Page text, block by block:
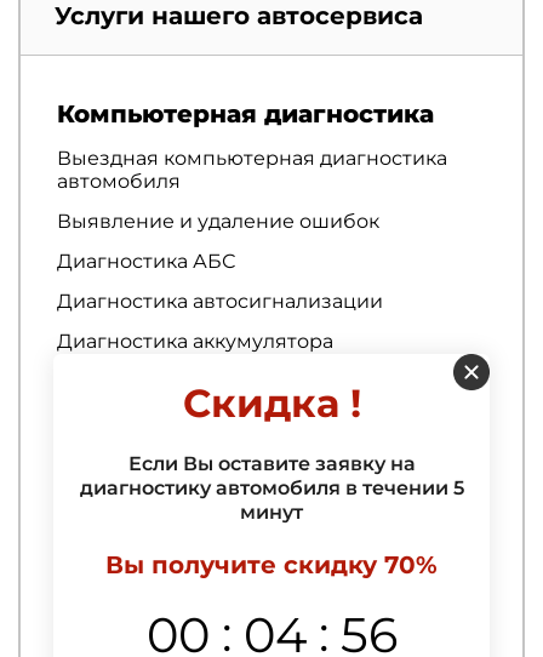
Услуги нашего автосервиса
Компьютерная диагностика
Выездная компьютерная диагностика
автомобиля
Выявление и удаление ошибок
Диагностика АБС
Диагностика автосигнализации
Диагностика аккумулятора
Диагностика амортизаторов
Диагностика аудиосистемы
Диагностика батареи
Диагностика вариатора
Диагностика высоковольтных проводов
зажигания
Скидка !
Если Вы оставите заявку на
диагностику автомобиля в течении 5
минут
Вы получите скидку 70%
00 : 04 : 55